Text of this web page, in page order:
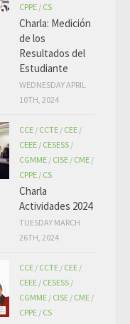
CPPE / CS
Charla: Medición
de los
Resultados del
Estudiante
WEDNESDAY APRIL
10TH, 2024
CCE / CCTE / CEE /
CEEE / CESESS /
CGMME / CISE / CME /
CPPE / CS
Charla
Actividades 2024
TUESDAY MARCH
26TH, 2024
CCE / CCTE / CEE /
CEEE / CESESS /
CGMME / CISE / CME /
CPPE / CS